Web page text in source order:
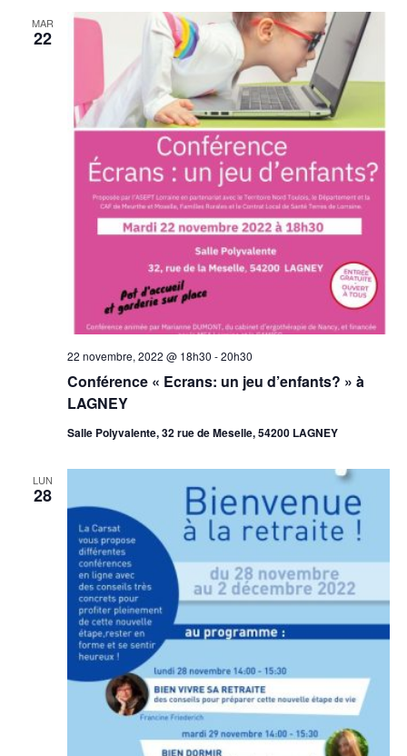
MAR
22
Conférence « Ecrans: un jeu d’enfants? » à
LAGNEY
22 novembre, 2022 @ 18h30 -20h30
Salle Polyvalente, 32 rue de Meselle, 54200 LAGNEY
LUN
28